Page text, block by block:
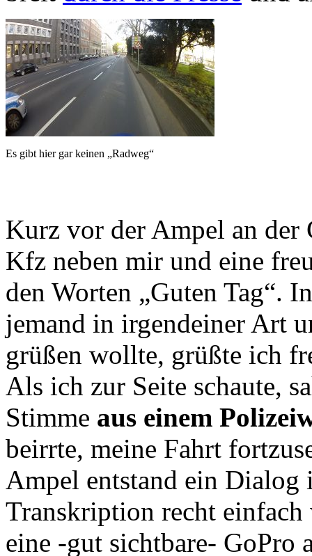
Es gibt hier gar keinen „Radweg“
Kurz vor der Ampel an der
Kfz neben mir und eine
den Worten „Guten Tag“.
jemand in irgendeiner Art
grüßen wollte, grüßte ich
Als ich zur Seite schaute,
Stimme aus einem
beirrte, meine Fahrt
Ampel entstand ein Dialog
Transkription recht
eine -gut sichtbare- GoPro